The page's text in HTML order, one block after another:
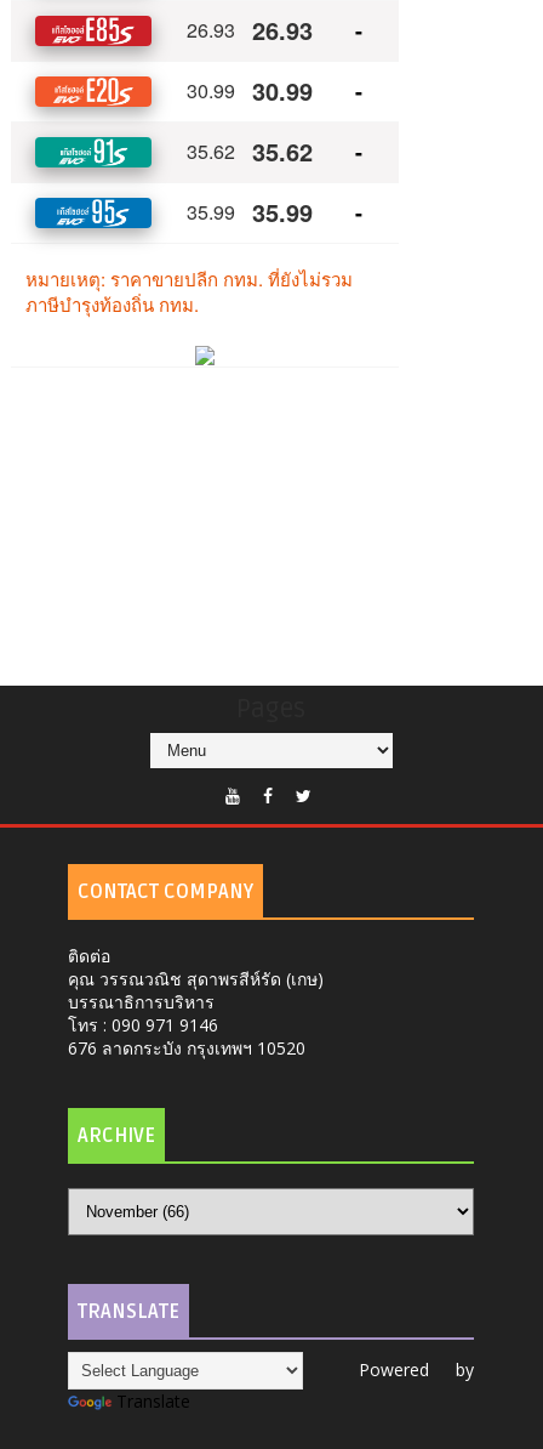
CONTACT COMPANY
ติดต่อ
คุณ วรรณวณิช สุดาพรสีห์รัด (เกษ)
บรรณาธิการบริหาร
โทร : 090 971 9146
676 ลาดกระบัง กรุงเทพฯ 10520
ARCHIVE
TRANSLATE
Powered by
Translate